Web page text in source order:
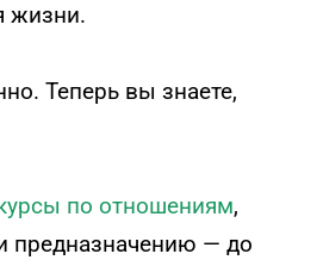
жизни.
Теперь вы знаете,
по отношениям,
предназначению — до